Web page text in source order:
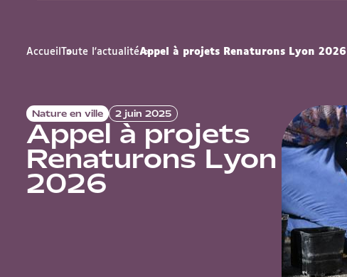
Accueil Toute l'actualitéAppel à projets Renaturons Lyon 2026
Nature en ville 2 juin 2025
Appel à projets
Renaturons Lyon
2026